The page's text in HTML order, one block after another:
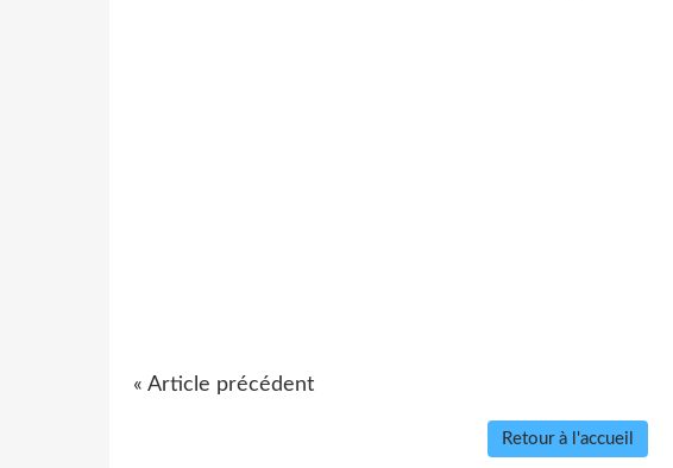
« Article précédent
Retour à l'accueil